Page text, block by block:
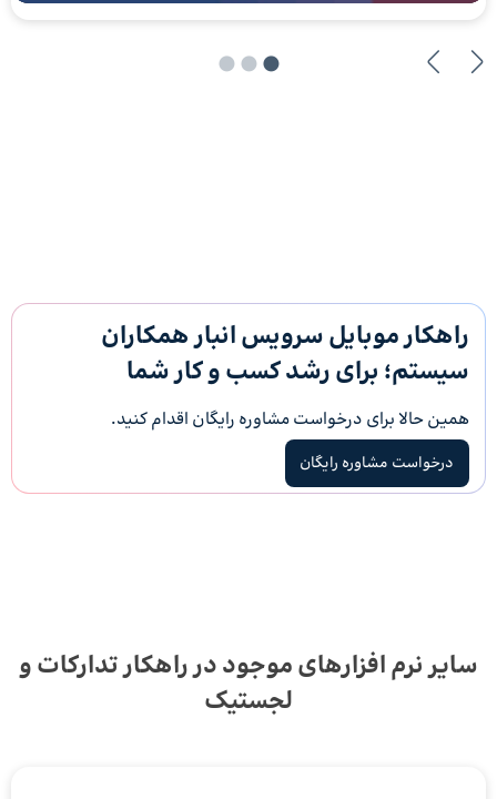
راهکار موبایل سرویس انبار همکاران
سیستم؛ برای رشد کسب و کار شما
همین حالا برای درخواست مشاوره رایگان اقدام کنید.
درخواست مشاوره رایگان
سایر نرم افزارهای موجود در راهکار تدارکات و
لجستیک